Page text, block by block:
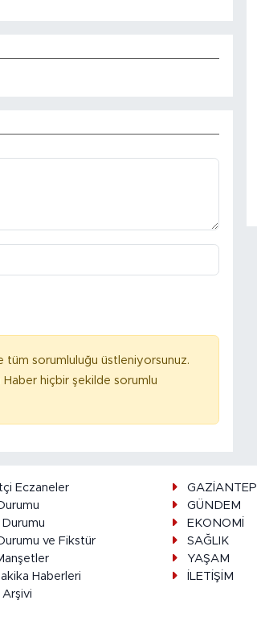
tüm sorumluluğu üstleniyorsunuz.
hiçbir şekilde sorumlu
Eczaneler
ve Fikstür
Haberleri
Arşivi
GAZİANTEP
GÜNDEM
EKONOMİ
SAĞLIK
YAŞAM
İLETİŞİM